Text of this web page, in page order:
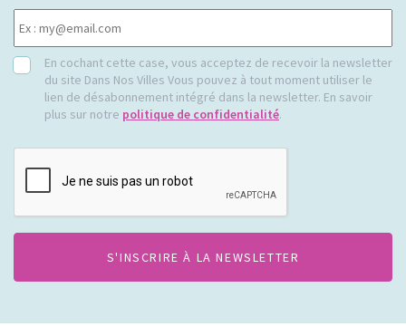
RGPDEn cochant cette case, vous acceptez de recevoir la newsletter
du site Dans Nos Villes Vous pouvez à tout moment utiliser le
lien de désabonnement intégré dans la newsletter. En savoir
plus sur notre politique de confidentialité.
CAPTCHA